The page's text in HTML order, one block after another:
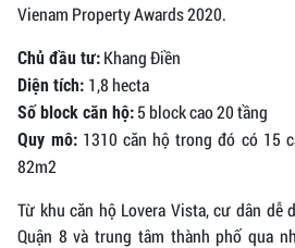
Vienam Property Awards 2020.
Chủ đầu tư: Khang Điền
Diện tích: 1,8 hecta
Số block căn hộ: 5 block cao 20 tầng
Quy mô: 1310 căn hộ trong đó có 15
82m2
Từ khu căn hộ Lovera Vista, cư dân dễ
Quận 8 và trung tâm thành phố qua